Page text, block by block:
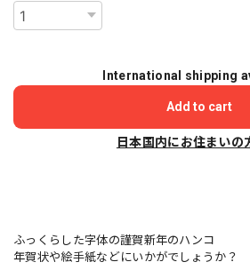
International shipping
Add to cart
日本国内にお住まいの
ふっくらした字体の謹賀新年のハンコ
年賀状や絵手紙などにいかがでしょうか？